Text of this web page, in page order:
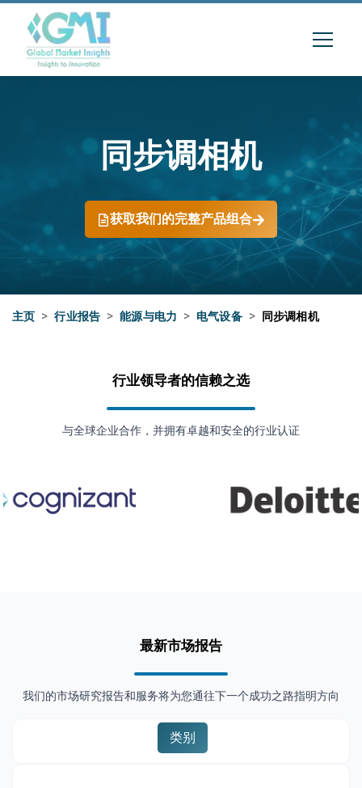
同步调相机
获取我们的完整产品组合
主页 > 行业报告 > 能源与电力 > 电气设备 > 同步调相机
行业领导者的信赖之选
与全球企业合作，并拥有卓越和安全的行业认证
最新市场报告
我们的市场研究报告和服务将为您通往下一个成功之路指明方向
类别